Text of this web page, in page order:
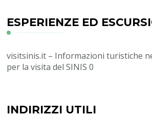
ESPERIENZE ED
visitsinis.it – Informazioni turistiche
per la visita del SINIS 0
INDIRIZZI UTILI